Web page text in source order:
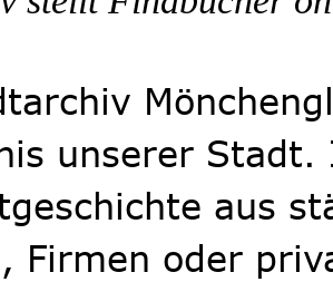
unserer
aus
Firmen oder